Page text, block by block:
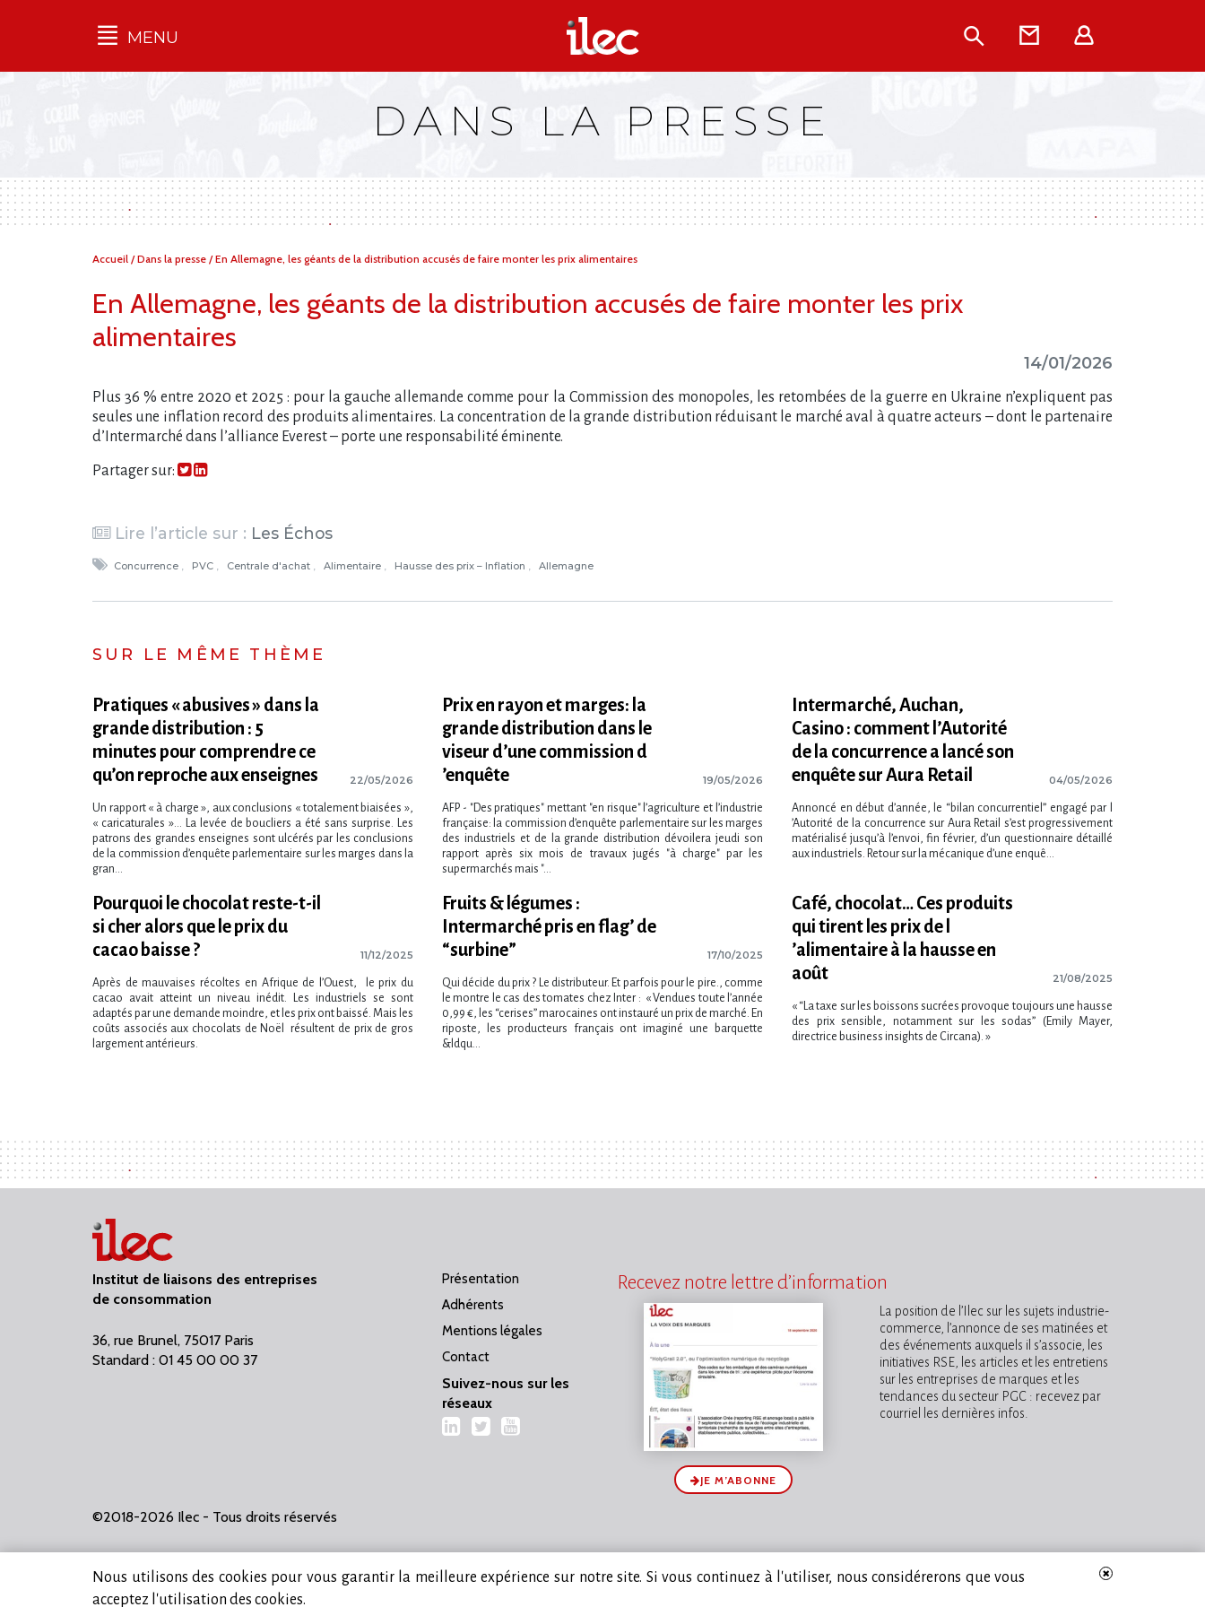
Qu'est-ce que l’Ilec
Campagnes
multimarques
MENU Rechercher
Contact
DANS LA PRESSE
Vous
Accueil /Dans la presse /En Allemagne, les géants de la distribution accusés de faire monter les prix alimentaires
En Allemagne, les géants de la distribution accusés de faire monter les prix
alimentaires
14/01/2026
Plus 36 % entre 2020 et 2025 : pour la gauche allemande comme pour la Commission des monopoles, les retombées de la guerre en Ukraine n’expliquent pas
seules une inflation record des produits alimentaires. La concentration de la grande distribution réduisant le marché aval à quatre acteurs – dont le partenaire
d’Intermarché dans l’alliance Everest – porte une responsabilité éminente.
Partager sur:
Lire l’article sur : Les Échos
Concurrence PVC Centrale d'achat Alimentaire Hausse des prix – Inflation Allemagne
SUR LE MÊME THÈME
Pratiques « abusives » dans la
grande distribution : 5
minutes pour comprendre ce
qu’on reproche aux enseignes
22/05/2026
Un rapport « à charge », aux conclusions « totalement biaisées »,
« caricaturales »… La levée de boucliers a été sans surprise. Les
patrons des grandes enseignes sont ulcérés par les conclusions
de la commission d’enquête parlementaire sur les marges dans la
gran...
Prix en rayon et marges: la
grande distribution dans le
viseur d​‌’une commission d​
‌’enquête
19/05/2026
AFP - "Des pratiques" mettant "en risque" l​‌’agriculture et l​‌’industrie
française: la commission d​‌’enquête parlementaire sur les marges
des industriels et de la grande distribution dévoilera jeudi son
rapport après six mois de travaux jugés "à charge" par les
supermarchés mais "...
Intermarché, Auchan,
Casino : comment l​‌’Autorité
de la concurrence a lancé son
enquête sur Aura Retail
04/05/2026
Annoncé en début d​‌’année, le “bilan concurrentiel” engagé par l​
‌’Autorité de la concurrence sur Aura Retail s​‌’est progressivement
matérialisé jusqu​‌’à l​‌’envoi, fin février, d​‌’un questionnaire détaillé
aux industriels. Retour sur la mécanique d​‌’une enquê...
Pourquoi le chocolat reste-t-il
si cher alors que le prix du
cacao baisse ?
11/12/2025
Après de mauvaises récoltes en Afrique de l’Ouest, le prix du
cacao avait atteint un niveau inédit. Les industriels se sont
adaptés par une demande moindre, et les prix ont baissé. Mais les
coûts associés aux chocolats de Noël résultent de prix de gros
largement antérieurs.
Fruits & légumes :
Intermarché pris en flag’ de
“surbine”
17/10/2025
Qui décide du prix ? Le distributeur. Et parfois pour le pire., comme
le montre le cas des tomates chez Inter : « Vendues toute l’année
0,99 €, les “cerises” marocaines ont instauré un prix de marché. En
riposte, les producteurs français ont imaginé une barquette
&ldqu...
Café, chocolat… Ces produits
qui tirent les prix de l​
‌’alimentaire à la hausse en
août
21/08/2025
« “La taxe sur les boissons sucrées provoque toujours une hausse
des prix sensible, notamment sur les sodas” (Emily Mayer,
directrice business insights de Circana). »
Institut de liaisons des entreprises
de consommation
36, rue Brunel, 75017 Paris
Standard : 01 45 00 00 37
Présentation
Adhérents
Mentions légales
Contact
Suivez-nous sur les
réseaux
LinkedIn
TwitterYouTube
Recevez notre lettre d’information
JE M’ABONNE
La position de l’Ilec sur les sujets industrie-
commerce, l’annonce de ses matinées et
des événements auxquels il s’associe, les
initiatives RSE, les articles et les entretiens
sur les entreprises de marques et les
tendances du secteur PGC : recevez par
courriel les dernières infos.
©2018-2026 Ilec - Tous droits réservés
Nous utilisons des cookies pour vous garantir la meilleure expérience sur notre site. Si vous continuez à l'utiliser, nous considérerons que vous
acceptez l'utilisation des cookies.